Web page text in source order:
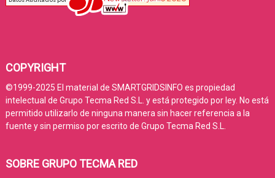
COPYRIGHT
©1999-2025 El material de SMARTGRIDSINFO es propiedad
intelectual de Grupo Tecma Red S.L. y está protegido por ley. No está
permitido utilizarlo de ninguna manera sin hacer referencia a la
fuente y sin permiso por escrito de Grupo Tecma Red S.L.
SOBRE GRUPO TECMA RED